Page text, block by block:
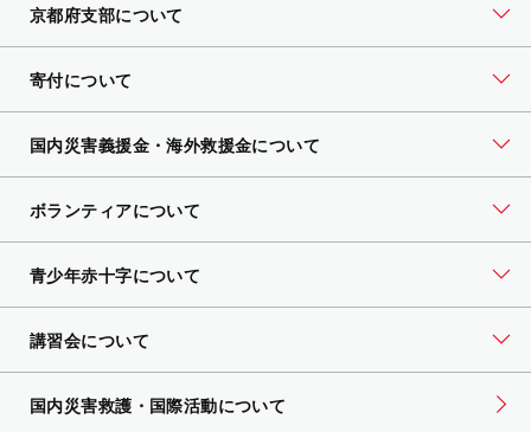
京都府支部について
寄付について
国内災害義援金・海外救援金について
ボランティアについて
青少年赤十字について
講習会について
国内災害救護・国際活動について